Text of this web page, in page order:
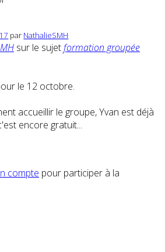
par NathalieSMH
sur le sujetformation groupée
le 12 octobre.
accueillir le groupe, Yvan est déjà
encore gratuit...
compte pour participer à la